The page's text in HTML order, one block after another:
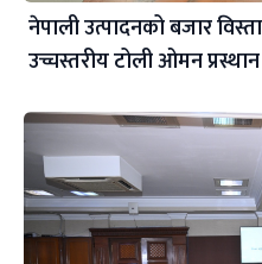
नेपाली उत्पादनको बजार
उच्चस्तरीय टोली ओमन प्रस्थान